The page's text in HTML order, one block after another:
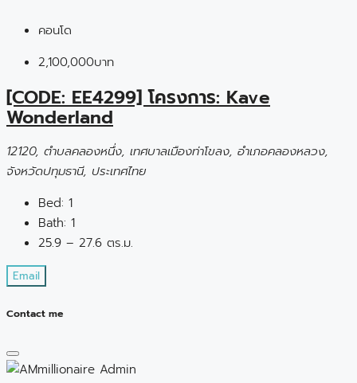
คอนโด
2,100,000บาท
[CODE: EE4299] โครงการ: Kave
Wonderland
12120, ตำบลคลองหนึ่ง, เทศบาลเมืองท่าโขลง, อำเภอคลองหลวง,
จังหวัดปทุมธานี, ประเทศไทย
Bed: 1
Bath: 1
25.9 – 27.6 ตร.ม.
Email
Contact me